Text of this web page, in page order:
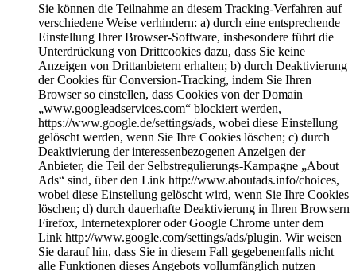
Sie können die Teilnahme an diesem Tracking-Verfahren auf
verschiedene Weise verhindern: a) durch eine entsprechende
Einstellung Ihrer Browser-Software, insbesondere führt die
Unterdrückung von Drittcookies dazu, dass Sie keine
Anzeigen von Drittanbietern erhalten; b) durch Deaktivierung
der Cookies für Conversion-Tracking, indem Sie Ihren
Browser so einstellen, dass Cookies von der Domain
„www.googleadservices.com“ blockiert werden,
https://www.google.de/settings/ads, wobei diese Einstellung
gelöscht werden, wenn Sie Ihre Cookies löschen; c) durch
Deaktivierung der interessenbezogenen Anzeigen der
Anbieter, die Teil der Selbstregulierungs-Kampagne „About
Ads“ sind, über den Link http://www.aboutads.info/choices,
wobei diese Einstellung gelöscht wird, wenn Sie Ihre Cookies
löschen; d) durch dauerhafte Deaktivierung in Ihren Browsern
Firefox, Internetexplorer oder Google Chrome unter dem
Link http://www.google.com/settings/ads/plugin. Wir weisen
Sie darauf hin, dass Sie in diesem Fall gegebenenfalls nicht
alle Funktionen dieses Angebots vollumfänglich nutzen